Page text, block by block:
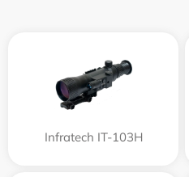
Infratech IT-103Н